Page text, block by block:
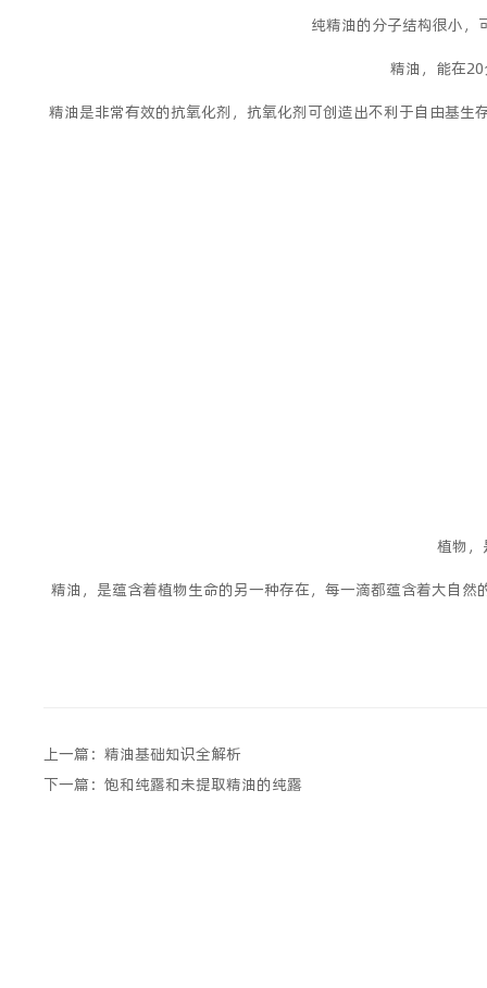
纯精油的分子结构很小，
精油，能在
精油是非常有效的抗氧化剂，抗氧化剂可创造出不利于自由基
植物
精油，是蕴含着植物生命的另一种存在，每一滴都蕴含着大自
上一篇：精油基础知识全解析
下一篇：饱和纯露和未提取精油的纯露